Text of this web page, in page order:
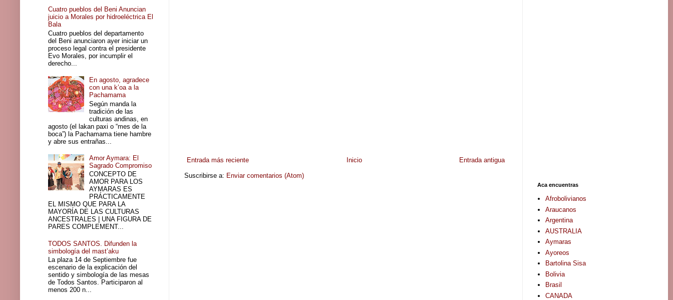
Entrada más reciente Entrada antigua
Inicio
Suscribirse a: Enviar comentarios (Atom)
Cuatro pueblos del Beni Anuncian
juicio a Morales por hidroeléctrica El
Bala
Cuatro pueblos del departamento
del Beni anunciaron ayer iniciar un
proceso legal contra el presidente
Evo Morales, por incumplir el
derecho...
En agosto, agradece
con una k’oa a la
Pachamama
Según manda la
tradición de las
culturas andinas, en
agosto (el lakan paxi o “mes de la
boca”) la Pachamama tiene hambre
y abre sus entrañas...
Amor Aymara: El
Sagrado Compromiso
CONCEPTO DE
AMOR PARA LOS
AYMARAS ES
PRÁCTICAMENTE
EL MISMO QUE PARA LA
MAYORÍA DE LAS CULTURAS
ANCESTRALES | UNA FIGURA DE
PARES COMPLEMENT...
TODOS SANTOS. Difunden la
simbología del mast’aku
La plaza 14 de Septiembre fue
escenario de la explicación del
sentido y simbología de las mesas
de Todos Santos. Participaron al
menos 200 n...
Aca encuentras
Afrobolivianos
Araucanos
Argentina
AUSTRALIA
Aymaras
Ayoreos
Bartolina Sisa
Bolivia
Brasil
CANADA